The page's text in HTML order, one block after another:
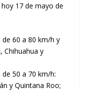
17 de mayo de
60 a 80 km/h y
Chihuahua y
50 a 70 km/h:
y Quintana Roo;